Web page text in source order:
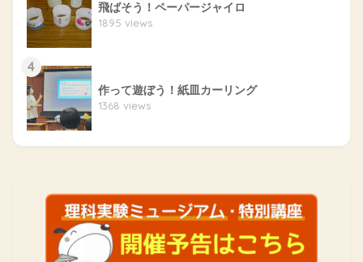
飛ばそう！ペーパージャイロ
1895 views
4
作って遊ぼう！紙皿カーリング
1368 views